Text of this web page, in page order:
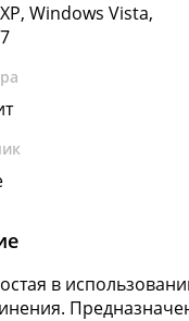
Windows Vista,
в